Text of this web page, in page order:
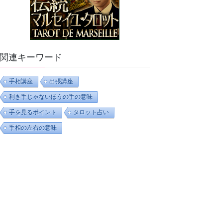
関連キーワード
手相講座 出張講座
利き手じゃないほうの手の意味
手を見るポイント タロット占い
手相の左右の意味